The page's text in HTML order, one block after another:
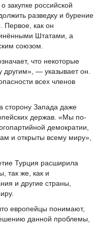
российской
разведку и бурение
Первое, как он
Штатами, а
союзом.
что некоторые
другим», — указывает он.
всех членов
сторону Запада даже
держав. «Мы по-
демократии,
и открыты всему миру»,
Турция расширила
так же, как и
и другие страны,
европейцы понимают,
данной проблемы,